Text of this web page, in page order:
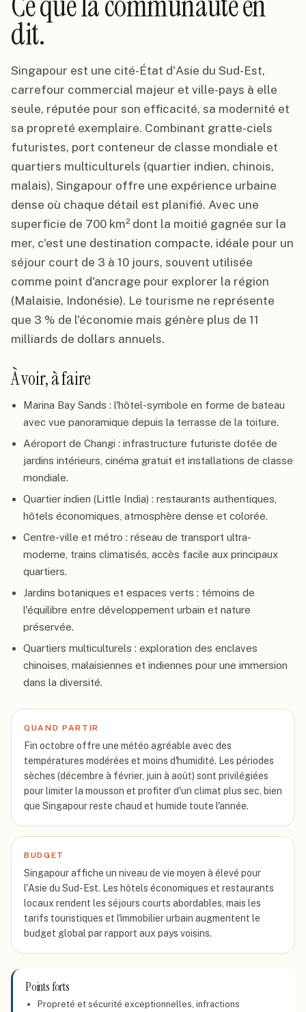
dit.
Singapour est une cité-État d'Asie du Sud-Est,
carrefour commercial majeur et ville-pays à elle
seule, réputée pour son efficacité, sa modernité et
sa propreté exemplaire. Combinant gratte-ciels
futuristes, port conteneur de classe mondiale et
quartiers multiculturels (quartier indien, chinois,
malais), Singapour offre une expérience urbaine
dense où chaque détail est planifié. Avec une
superficie de 700 km² dont la moitié gagnée sur la
mer, c'est une destination compacte, idéale pour un
séjour court de 3 à 10 jours, souvent utilisée
comme point d'ancrage pour explorer la région
(Malaisie, Indonésie). Le tourisme ne représente
que 3 % de l'économie mais génère plus de 11
milliards de dollars annuels.
À voir, à faire
Marina Bay Sands : l'hôtel-symbole en forme de bateau
avec vue panoramique depuis la terrasse de la toiture.
Aéroport de Changi : infrastructure futuriste dotée de
jardins intérieurs, cinéma gratuit et installations de classe
mondiale.
Quartier indien (Little India) : restaurants authentiques,
hôtels économiques, atmosphère dense et colorée.
Centre-ville et métro : réseau de transport ultra-
moderne, trains climatisés, accès facile aux principaux
quartiers.
Jardins botaniques et espaces verts : témoins de
l'équilibre entre développement urbain et nature
préservée.
Quartiers multiculturels : exploration des enclaves
chinoises, malaisiennes et indiennes pour une immersion
dans la diversité.
QUAND PARTIR
Fin octobre offre une météo agréable avec des
températures modérées et moins d'humidité. Les périodes
sèches (décembre à février, juin à août) sont privilégiées
pour limiter la mousson et profiter d'un climat plus sec, bien
que Singapour reste chaud et humide toute l'année.
BUDGET
Singapour affiche un niveau de vie moyen à élevé pour
l'Asie du Sud-Est. Les hôtels économiques et restaurants
locaux rendent les séjours courts abordables, mais les
tarifs touristiques et l'immobilier urbain augmentent le
budget global par rapport aux pays voisins.
Points forts
Propreté et sécurité exceptionnelles, infractions